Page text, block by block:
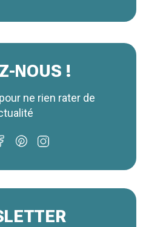
NOUS !
ne rien rater de